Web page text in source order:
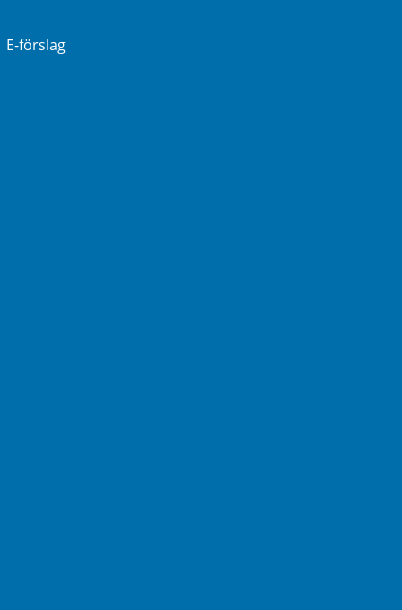
E-förslag